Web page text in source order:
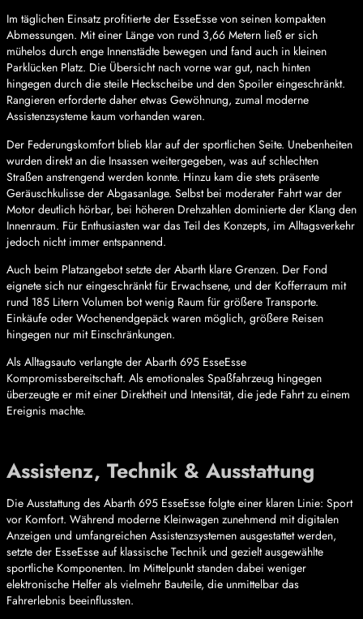
Im täglichen Einsatz profitierte der EsseEsse von seinen kompakten
Abmessungen. Mit einer Länge von rund 3,66 Metern ließ er sich
mühelos durch enge Innenstädte bewegen und fand auch in kleinen
Parklücken Platz. Die Übersicht nach vorne war gut, nach hinten
hingegen durch die steile Heckscheibe und den Spoiler eingeschränkt.
Rangieren erforderte daher etwas Gewöhnung, zumal moderne
Assistenzsysteme kaum vorhanden waren.
Der Federungskomfort blieb klar auf der sportlichen Seite. Unebenheiten
wurden direkt an die Insassen weitergegeben, was auf schlechten
Straßen anstrengend werden konnte. Hinzu kam die stets präsente
Geräuschkulisse der Abgasanlage. Selbst bei moderater Fahrt war der
Motor deutlich hörbar, bei höheren Drehzahlen dominierte der Klang den
Innenraum. Für Enthusiasten war das Teil des Konzepts, im Alltagsverkehr
jedoch nicht immer entspannend.
Auch beim Platzangebot setzte der Abarth klare Grenzen. Der Fond
eignete sich nur eingeschränkt für Erwachsene, und der Kofferraum mit
rund 185 Litern Volumen bot wenig Raum für größere Transporte.
Einkäufe oder Wochenendgepäck waren möglich, größere Reisen
hingegen nur mit Einschränkungen.
Als Alltagsauto verlangte der Abarth 695 EsseEsse
Kompromissbereitschaft. Als emotionales Spaßfahrzeug hingegen
überzeugte er mit einer Direktheit und Intensität, die jede Fahrt zu einem
Ereignis machte.
Assistenz, Technik & Ausstattung
Die Ausstattung des Abarth 695 EsseEsse folgte einer klaren Linie: Sport
vor Komfort. Während moderne Kleinwagen zunehmend mit digitalen
Anzeigen und umfangreichen Assistenzsystemen ausgestattet werden,
setzte der EsseEsse auf klassische Technik und gezielt ausgewählte
sportliche Komponenten. Im Mittelpunkt standen dabei weniger
elektronische Helfer als vielmehr Bauteile, die unmittelbar das
Fahrerlebnis beeinflussten.